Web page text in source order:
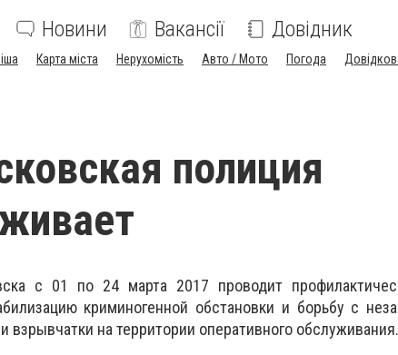
Новини Вакансії Довідник
Карта міста Нерухомість Авто / Мото Погода
полиция
с 01 по 24 марта 2017 проводит
криминогенной обстановки и борьбу с
взрывчатки на территории оперативного обслуживания.